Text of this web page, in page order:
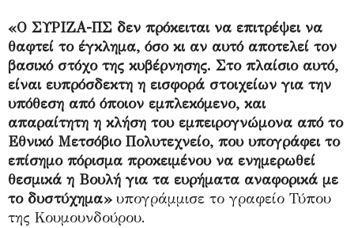
«Ο ΣΥΡΙΖΑ-ΠΣ δεν πρόκειται να επιτρέψει να
θαφτεί το έγκλημα, όσο κι αν αυτό αποτελεί τον
βασικό στόχο της κυβέρνησης. Στο πλαίσιο αυτό,
είναι ευπρόσδεκτη η εισφορά στοιχείων για την
υπόθεση από όποιον εμπλεκόμενο, και
απαραίτητη η κλήση του εμπειρογνώμονα από το
Εθνικό Μετσόβιο Πολυτεχνείο, που υπογράφει το
επίσημο πόρισμα προκειμένου να ενημερωθεί
θεσμικά η Βουλή για τα ευρήματα αναφορικά με
το δυστύχημα»υπογράμμισε το γραφείο Τύπου
της Κουμουνδούρου.